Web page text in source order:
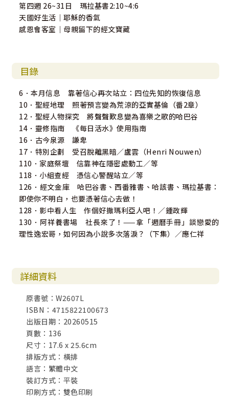
第四週 26~31日 瑪拉基書2:10~4:6
天國好生活｜耶穌的香氣
感恩會客室｜母親留下的經文寶藏
目錄
6．本月信息 靠著信心再次站立：四位先知的恢復信息
10．聖經地理 照著預言變為荒涼的亞實基倫（番2章）
12．聖經人物探究 將聲聲歎息變為喜樂之歌的哈巴谷
14．靈修指南 《每日活水》使用指南
16．古今泉源 謙卑
17．特別企劃 受召脫離黑暗／盧雲（Henri Nouwen）
110．家庭祭壇 信靠神在隱密處動工／等
118．小組查經 憑信心警醒站立／等
126．經文金庫 哈巴谷書、西番雅書、哈該書、瑪拉基書：
即使你不明白，也要憑著信心去做！
128．影中看人生 作個好撒瑪利亞人吧！／鍾政輝
130．阿祥養書場 社長來了！——拿「週曆手冊」談戀愛的
理性逸宏哥，如何因為小說多次落淚？（下集）／應仁祥
詳細資料
原書號：W2607L
ISBN：4715822100673
出版日期：20260515
頁數：136
尺寸：17.6 x 25.6cm
排版方式：橫排
語言：繁體中文
裝訂方式：平裝
印刷方式：雙色印刷